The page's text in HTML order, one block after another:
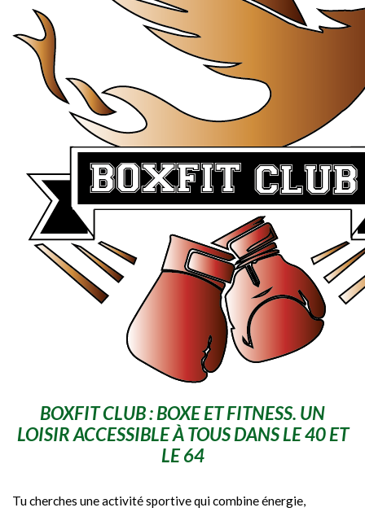
BOXFIT CLUB : BOXE ET FITNESS. UN
LOISIR ACCESSIBLE À TOUS DANS LE 40 ET
LE 64
Tu cherches une activité sportive qui combine énergie,